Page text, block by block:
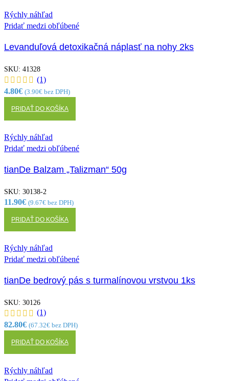
Rýchly náhľad
Pridať medzi obľúbené
Levanduľová detoxikačná náplasť na nohy 2ks
SKU: 41328
(1)
4.80€ (3.90€ bez DPH)
PRIDAŤ DO KOŠÍKA
Rýchly náhľad
Pridať medzi obľúbené
tianDe Balzam „Talizman“ 50g
SKU: 30138-2
11.90€ (9.67€ bez DPH)
PRIDAŤ DO KOŠÍKA
Rýchly náhľad
Pridať medzi obľúbené
tianDe bedrový pás s turmalínovou vrstvou 1ks
SKU: 30126
(1)
82.80€ (67.32€ bez DPH)
PRIDAŤ DO KOŠÍKA
Rýchly náhľad